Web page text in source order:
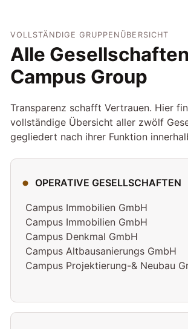
VOLLSTÄNDIGE GRUPPENÜBERSICHT
Alle
Campus Group
Transparenz schafft Vertrauen. Hier
vollständige Übersicht aller zwölf
gegliedert nach ihrer Funktion
OPERATIVE GESELLSCHAFTEN
Campus Immobilien GmbH
Campus Immobilien GmbH
Campus Denkmal GmbH
Campus Altbausanierungs GmbH
Campus Projektierung-& Neubau